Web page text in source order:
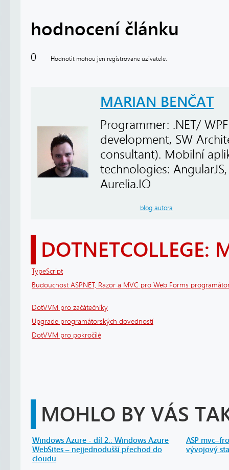
hodnocení článku
0 Hodnotit mohou jen registrované uživatelé.
MARIAN BENČAT
Programmer: .NET/
development, SW
consultant). Mobilní
technologies: AngularJS,
Aurelia.IO
blog autora
DOTNETCOLLEGE:
TypeScript
Budoucnost ASP.NET, Razor a MVC pro Web Forms
DotVVM pro začátečníky
Upgrade programátorských dovedností
DotVVM pro pokročilé
MOHLO BY VÁS
Windows Azure - díl 2.: Windows Azure
WebSites – nejjednodušší přechod do
cloudu
ASP
vývojový